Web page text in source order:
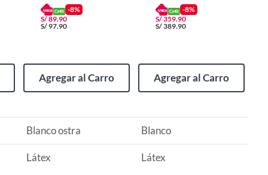
-8%
S/89.90
S/97.90
Agregar al Carro
-8%
S/359.90
S/389.90
Agregar al Carro
Blanco ostra Blanco
Látex Látex